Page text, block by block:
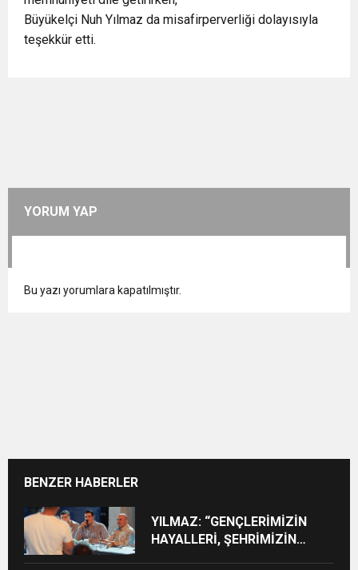
Büyükelçi Nuh Yılmaz da misafirperverliği dolayısıyla
teşekkür etti.
YORUM YAP
Bu yazı yorumlara kapatılmıştır.
BENZER HABERLER
YILMAZ: “GENÇLERİMİZİN
HAYALLERİ, ŞEHRİMİZİN